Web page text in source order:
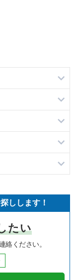
一覧
覧
覧
の案件一覧
の案件一覧
件一覧
件一覧
件一覧
しします！
たい
絡ください。